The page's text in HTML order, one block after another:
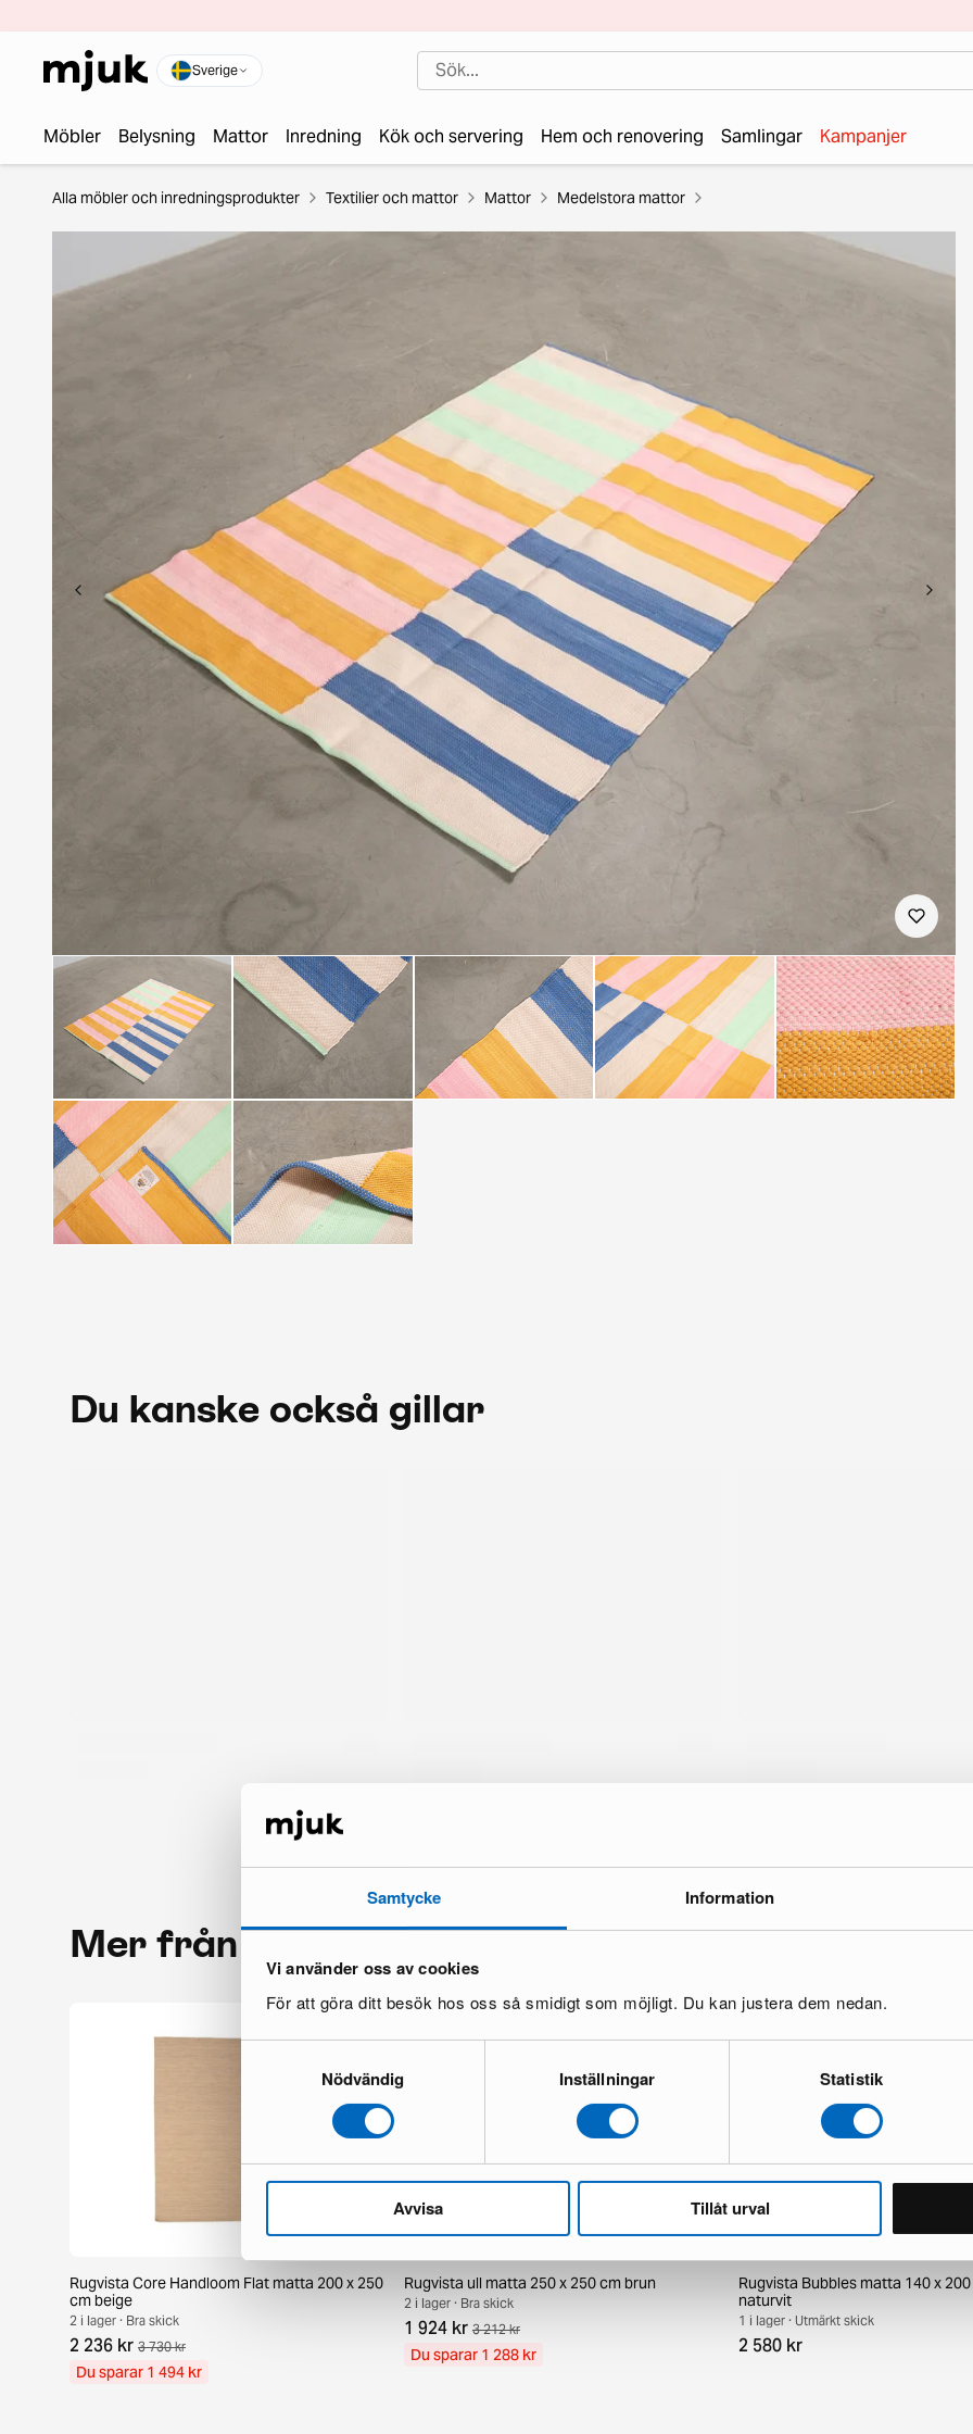
Samtycke Information
Vi använder oss av cookies
För att göra ditt besök hos oss så smidigt som möjligt. Du kan justera dem nedan.
Nödvändig Inställningar Statistik
Avvisa Tillåt urval
Sverige
Möbler Belysning Mattor Inredning Kök och servering Hem och renovering Samlingar Kampanjer
Alla möbler och inredningsprodukter Textilier och mattor Mattor Medelstora mattor
Du kanske också gillar
Mer från samma märke
Rugvista Core Handloom Flat matta 200 x 250
cm beige
2 i lager · Bra skick
2 236 kr 3 730 kr
Du sparar 1 494 kr
Rugvista ull matta 250 x 250 cm brun
2 i lager · Bra skick
1 924 kr 3 212 kr
Du sparar 1 288 kr
Rugvista Bubbles matta 140 x
naturvit
1 i lager · Utmärkt skick
2 580 kr